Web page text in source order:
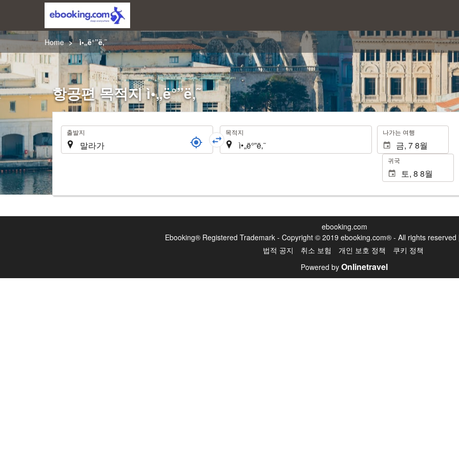
Home ì•„ë°”ë‚˜
항공편 목적지 ì•„ë°”ë‚˜
여출발지 목적지 . 나가는 여행
귀국
ebooking.com
Ebooking® Registered Trademark - Copyright © 2019 ebooking.com® - All rights reserved
법적 공지 취소 보험 개인 보호 정책
쿠키 정책
Powered by Onlinetravel